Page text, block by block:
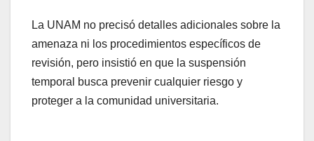
La UNAM no precisó detalles adicionales sobre la
amenaza ni los procedimientos específicos de
revisión, pero insistió en que la suspensión
temporal busca prevenir cualquier riesgo y
proteger a la comunidad universitaria.